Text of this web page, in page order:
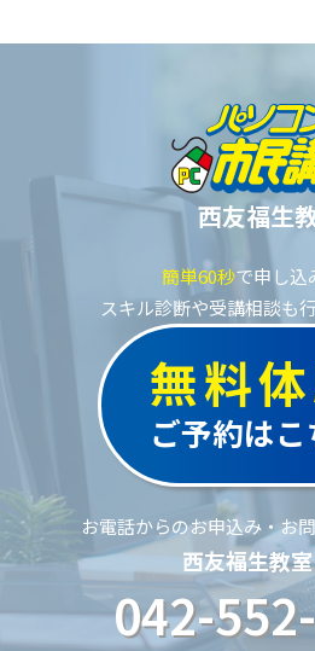
西友福生
簡単60秒で申し込
スキル診断や受講相談も
無料
ご予約はこ
お電話からのお申込み・お
西友福生教
042-